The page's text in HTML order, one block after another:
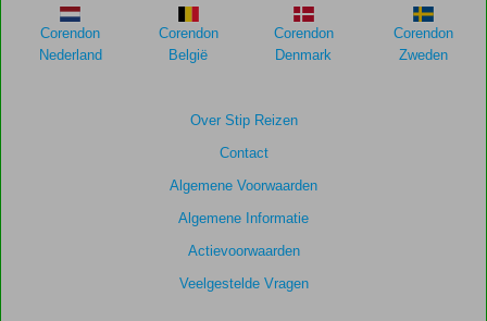
Over Stip Reizen
Contact
Algemene Voorwaarden
Algemene Informatie
Actievoorwaarden
Veelgestelde Vragen
Corendon
Nederland
Corendon
België
Corendon
Denmark
Corendon
Zweden